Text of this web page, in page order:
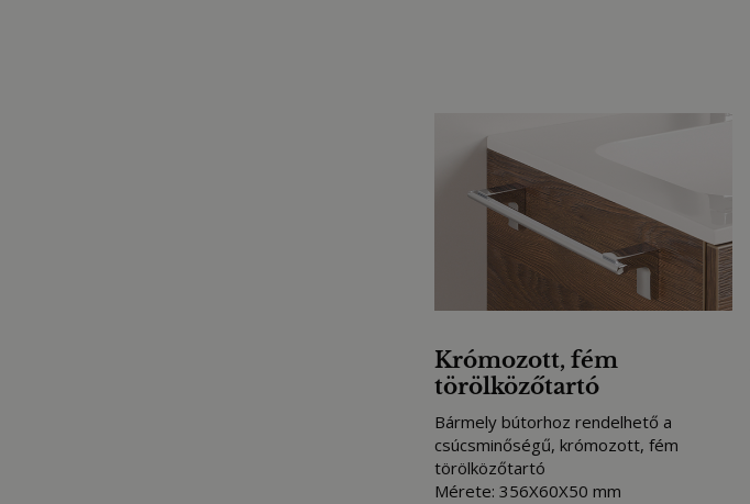
Krómozott, fém
törölközőtartó
Bármely bútorhoz rendelhető a
csúcsminőségű, krómozott, fém
törölközőtartó
Mérete: 356X60X50 mm